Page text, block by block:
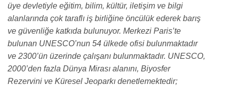
üye devletiyle eğitim, bilim, kültür, iletişim ve bilgi
alanlarında çok taraflı iş birliğine öncülük ederek barış
ve güvenliğe katkıda bulunuyor. Merkezi Paris’te
bulunan UNESCO’nun 54 ülkede ofisi bulunmaktadır
ve 2300’ün üzerinde çalışanı bulunmaktadır. UNESCO,
2000’den fazla Dünya Mirası alanını, Biyosfer
Rezervini ve Küresel Jeoparkı denetlemektedir;